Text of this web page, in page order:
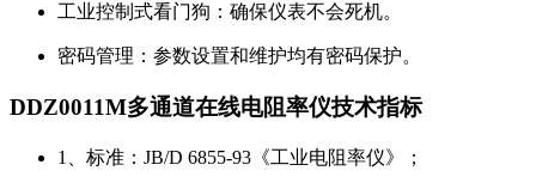
工业控制式看门狗：确保仪表不会死机。
密码管理：参数设置和维护均有密码保护。
DDZ0011M多通道在线电阻率仪技术指标
1、标准：JB/D 6855-93《工业电阻率仪》；